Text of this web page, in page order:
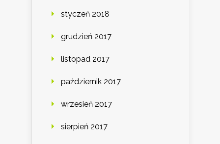
styczeń 2018
grudzień 2017
listopad 2017
październik 2017
wrzesień 2017
sierpień 2017